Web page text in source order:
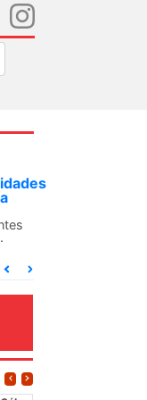
Dia de
Cuba em
e o